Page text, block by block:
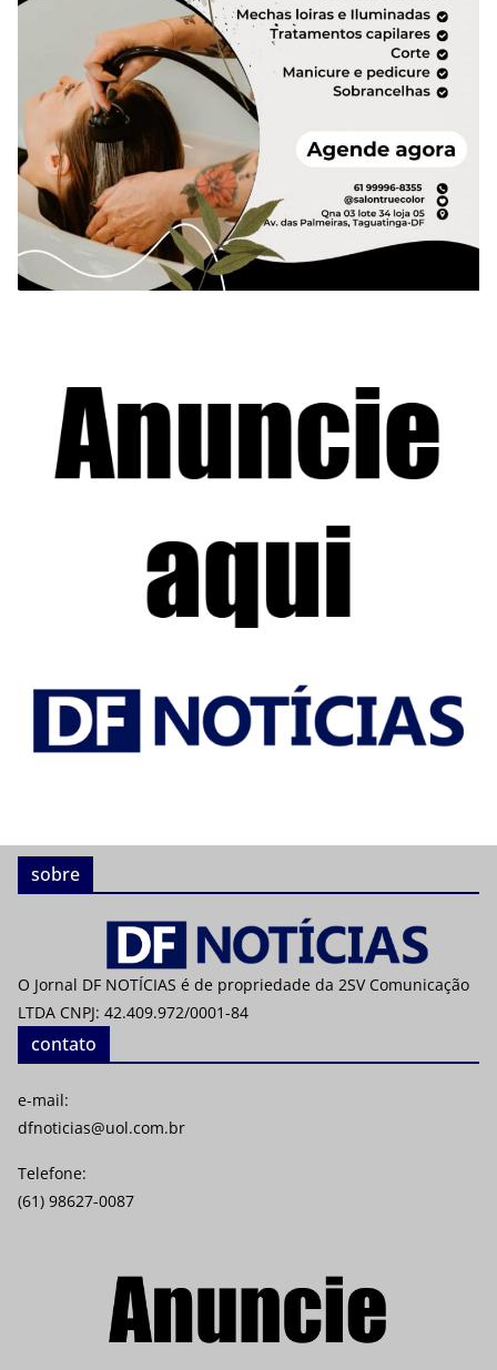
sobre
O Jornal DF NOTÍCIAS é de propriedade da 2SV Comunicação
LTDA CNPJ: 42.409.972/0001-84
contato
e-mail:
dfnoticias@uol.com.br
Telefone:
(61) 98627-0087